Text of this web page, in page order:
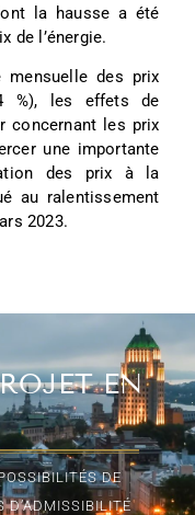
la hausse a été
de l’énergie.
des prix
%), les effets de
concernant les prix
une importante
des prix à la
au ralentissement
2023.
EN
DE
D’ADMISSIBILITÉ